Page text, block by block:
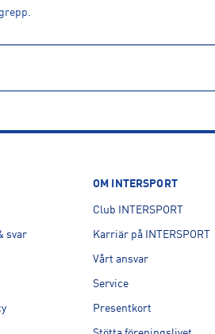
svar
OM INTERSPORT
Club INTERSPORT
Karriär på INTERSPORT
Vårt ansvar
Service
Presentkort